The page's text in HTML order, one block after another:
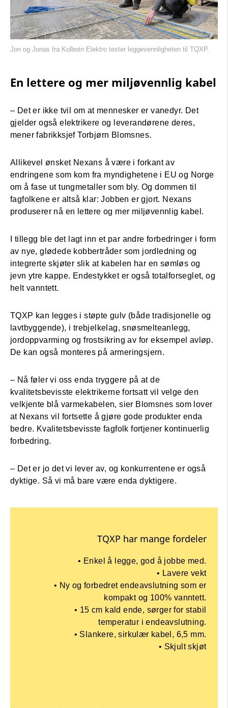
Jon og Jonas fra Kolbotn Elektro tester leggevennligheten til TQXP.
En lettere og mer miljøvennlig kabel
– Det er ikke tvil om at mennesker er vanedyr. Det
gjelder også elektrikere og leverandørene deres,
mener fabrikksjef Torbjørn Blomsnes.
Allikevel ønsket Nexans å være i forkant av
endringene som kom fra myndighetene i EU og Norge
om å fase ut tungmetaller som bly. Og dommen til
fagfolkene er altså klar: Jobben er gjort. Nexans
produserer nå en lettere og mer miljøvennlig kabel.
I tillegg ble det lagt inn et par andre forbedringer i form
av nye, glødede kobbertråder som jordledning og
integrerte skjøter slik at kabelen har en sømløs og
jevn ytre kappe. Endestykket er også totalforseglet, og
helt vanntett.
TQXP kan legges i støpte gulv (både tradisjonelle og
lavtbyggende), i trebjelkelag, snøsmelteanlegg,
jordoppvarming og frostsikring av for eksempel avløp.
De kan også monteres på armeringsjern.
– Nå føler vi oss enda tryggere på at de
kvalitetsbevisste elektrikerne fortsatt vil velge den
velkjente blå varmekabelen, sier Blomsnes som lover
at Nexans vil fortsette å gjøre gode produkter enda
bedre. Kvalitetsbevisste fagfolk fortjener kontinuerlig
forbedring.
– Det er jo det vi lever av, og konkurrentene er også
dyktige. Så vi må bare være enda dyktigere.
TQXP har mange fordeler
• Enkel å legge, god å jobbe med.
• Lavere vekt
• Ny og forbedret endeavslutning som er
kompakt og 100% vanntett.
• 15 cm kald ende, sørger for stabil
temperatur i endeavslutning.
• Slankere, sirkulær kabel, 6,5 mm.
• Skjult skjøt